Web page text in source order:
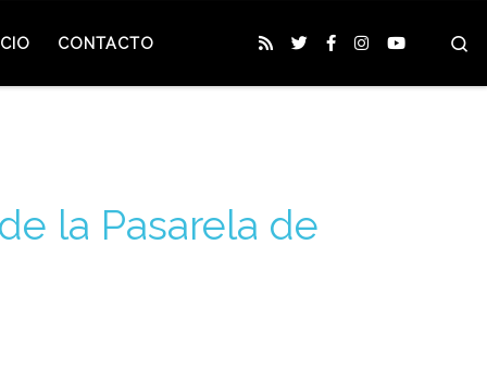
CONTACTO
la Pasarela de